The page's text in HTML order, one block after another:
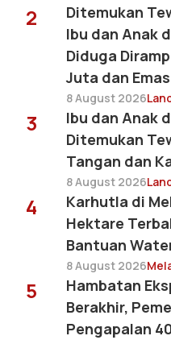
2
Ditemukan
Ibu dan Anak
Diduga
Juta dan
8 August 2026
3
Ibu dan Anak
Ditemukan
Tangan dan
8 August 2026
4
Karhutla di
Hektare
Bantuan
8 August 2026
5
Hambatan
Berakhir,
Pengapalan